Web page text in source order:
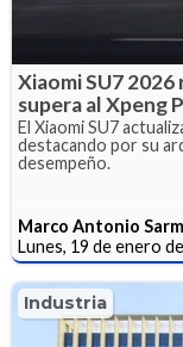
Xiaomi SU7
supera al Xpeng
El Xiaomi SU7
destacando por su
desempeño.
Marco Antonio
Lunes, 19 de enero
Industria